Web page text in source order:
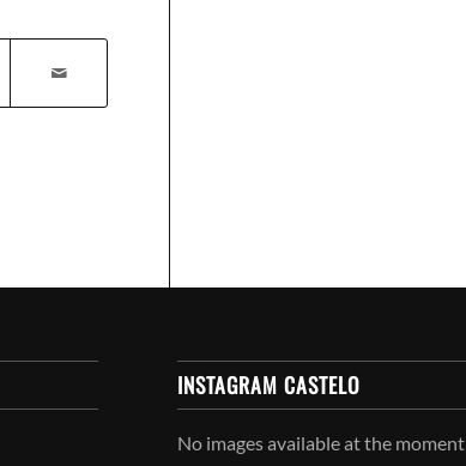
INSTAGRAM CASTELO
No images available at the moment